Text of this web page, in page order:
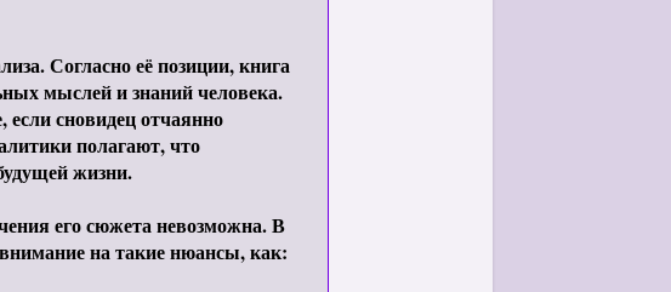
Согласно её позиции, книга
мыслей и знаний человека.
сновидец отчаянно
полагают, что
жизни.
его сюжета невозможна. В
на такие нюансы, как: